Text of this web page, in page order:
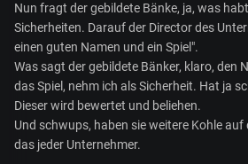
Nun fragt der gebildete Bänke, ja, was
Sicherheiten. Darauf der Director des
einen guten Namen und ein Spiel".
Was sagt der gebildete Bänker, klaro, den
das Spiel, nehm ich als Sicherheit. Hat ja
Dieser wird bewertet und beliehen.
Und schwups, haben sie weitere Kohle
das jeder Unternehmer.